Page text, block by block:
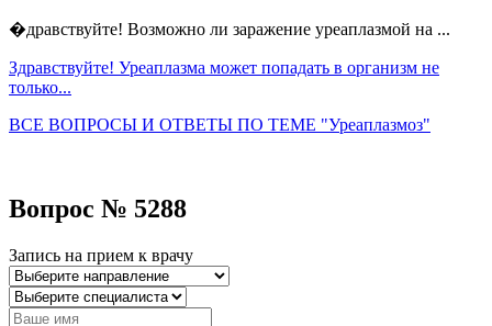
�дравствуйте! Возможно ли заражение уреаплазмой на ...
Здравствуйте! Уреаплазма может попадать в организм не
только...
ВСЕ ВОПРОСЫ И ОТВЕТЫ ПО ТЕМЕ "Уреаплазмоз"
Вопрос № 5288
Запись на прием к врачу